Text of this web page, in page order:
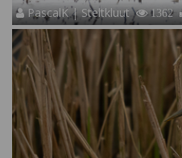
PascalK | Steltkluut 1362